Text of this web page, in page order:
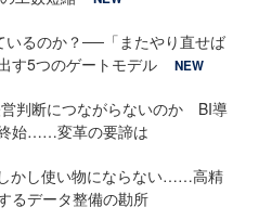
いるのか？──「またやり直せば
す5つのゲートモデル
NEW
判断につながらないのか BI導
始……変革の要諦は
かし使い物にならない……高精
るデータ整備の勘所